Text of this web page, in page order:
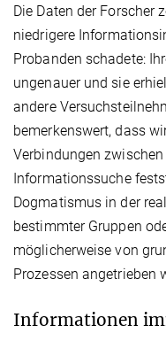
Die Daten der Forscher
niedrigere
Probanden schadete:
ungenauer und sie
andere
bemerkenswert, dass
Verbindungen
Informationssuche
Dogmatismus in der
bestimmter Gruppen
möglicherweise von
Prozessen angetrieben
Informationen